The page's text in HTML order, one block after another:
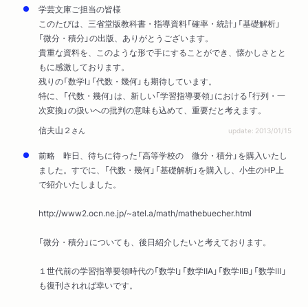
学芸文庫ご担当の皆様
このたびは、三省堂版教科書・指導資料「確率・統計」「基礎解析」
「微分・積分」の出版、ありがとうございます。
貴重な資料を、このような形で手にすることができ、懐かしさとと
もに感激しております。
残りの「数学Ⅰ」「代数・幾何」も期待しています。
特に、「代数・幾何」は、新しい「学習指導要領」における「行列・一
次変換」の扱いへの批判の意味も込めて、重要だと考えます。
信夫山２ さん update: 2013/01/15
前略 昨日、待ちに待った「高等学校の 微分・積分」を購入いたし
ました。すでに、「代数・幾何」「基礎解析」を購入し、小生のHP上
で紹介いたしました。
http://www2.ocn.ne.jp/~atel.a/math/mathebuecher.html
「微分・積分」についても、後日紹介したいと考えております。
１世代前の学習指導要領時代の「数学Ⅰ」「数学ⅡA」「数学ⅡB」「数学Ⅲ」
も復刊されれば幸いです。